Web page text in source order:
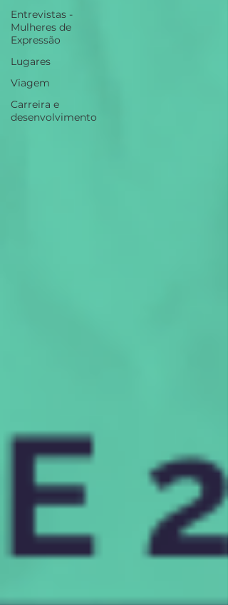
Entrevistas -
Mulheres de
Expressão
Lugares
Viagem
Carreira e
desenvolvimento